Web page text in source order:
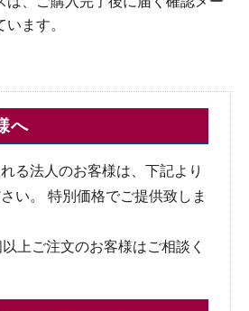
ます。
へ
る法人のお客様は、下記より
い。 特別価格でご提供致しま
上ご注文のお客様はご相談く